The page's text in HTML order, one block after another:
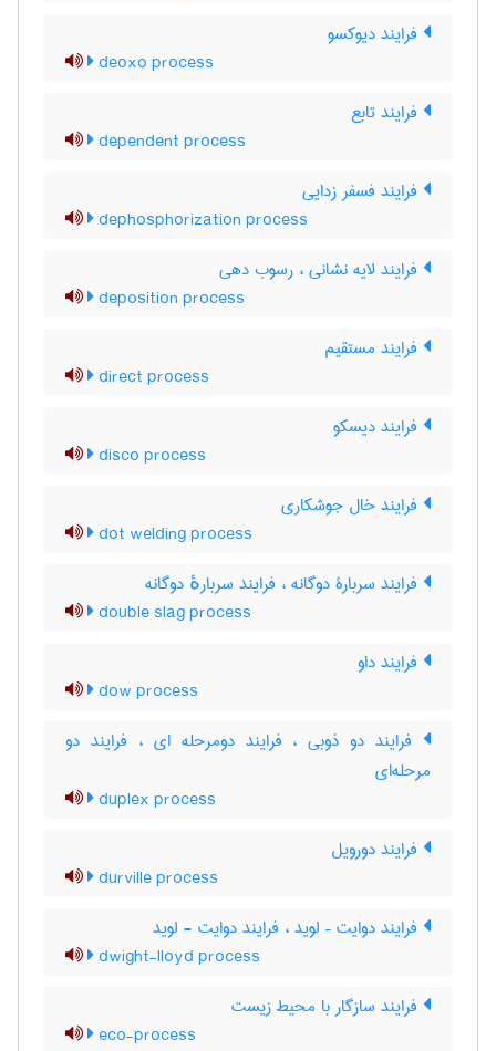
فرایند دیوکسو
deoxo process
فرایند تابع
dependent process
فرایند فسفر زدایی
dephosphorization process
فرایند لایه نشانی ، رسوب دهی
deposition process
فرایند مستقیم
direct process
فرایند دیسکو
disco process
فرایند خال جوشکاری
dot welding process
فرایند سربارۀ دوگانه ، فرایند سربارهٔ دوگانه
double slag process
فرایند داو
dow process
فرایند دو ذوبی ، فرایند دومرحله ای ، فرایند دو
مرحله‌ای
duplex process
فرایند دورویل
durville process
فرایند دوایت – لوید ، فرایند دوایت - لوید
dwight-lloyd process
فرایند سازگار با محیط زیست
eco-process